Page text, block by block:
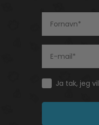
Consent
Ja tak, jeg